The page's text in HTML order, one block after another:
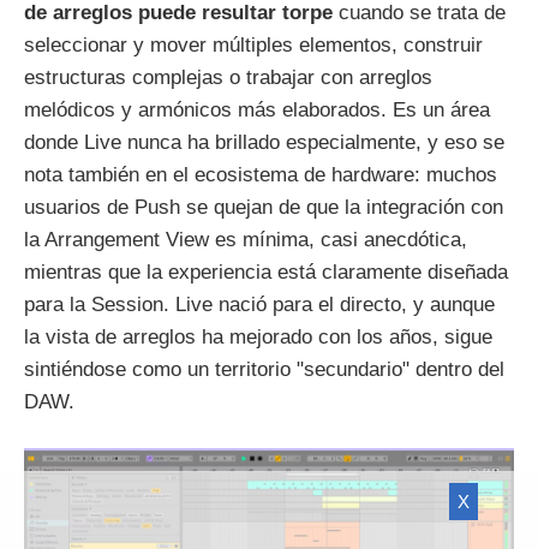
de arreglos puede resultar torpe cuando se trata de
seleccionar y mover múltiples elementos, construir
estructuras complejas o trabajar con arreglos
melódicos y armónicos más elaborados. Es un área
donde Live nunca ha brillado especialmente, y eso se
nota también en el ecosistema de hardware: muchos
usuarios de Push se quejan de que la integración con
la Arrangement View es mínima, casi anecdótica,
mientras que la experiencia está claramente diseñada
para la Session. Live nació para el directo, y aunque
la vista de arreglos ha mejorado con los años, sigue
sintiéndose como un territorio "secundario" dentro del
DAW.
X